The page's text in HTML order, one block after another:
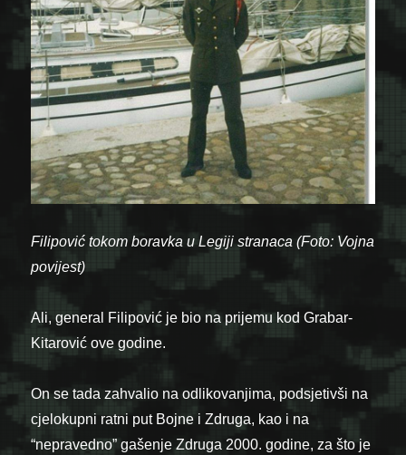
Filipović tokom boravka u Legiji stranaca (Foto: Vojna
povijest)
Ali, general Filipović je bio na prijemu kod Grabar-
Kitarović ove godine.
On se tada zahvalio na odlikovanjima, podsjetivši na
cjelokupni ratni put Bojne i Zdruga, kao i na
“nepravedno” gašenje Zdruga 2000. godine, za što je